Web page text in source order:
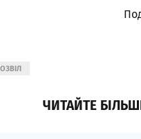
ЧИТАЙТЕ